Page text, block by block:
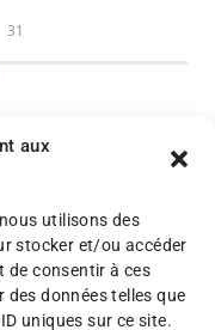
aux
utilisons des
stocker et/ou accéder
de consentir à ces
données telles que
uniques sur ce site.
31